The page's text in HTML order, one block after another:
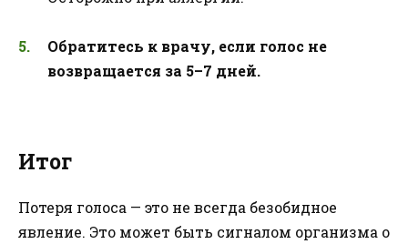
Обратитесь к врачу, если голос не
возвращается за 5–7 дней.
Итог
Потеря голоса — это не всегда безобидное
явление. Это может быть сигналом организма о